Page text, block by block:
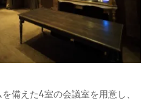
備えた4室の会議室を用意し、